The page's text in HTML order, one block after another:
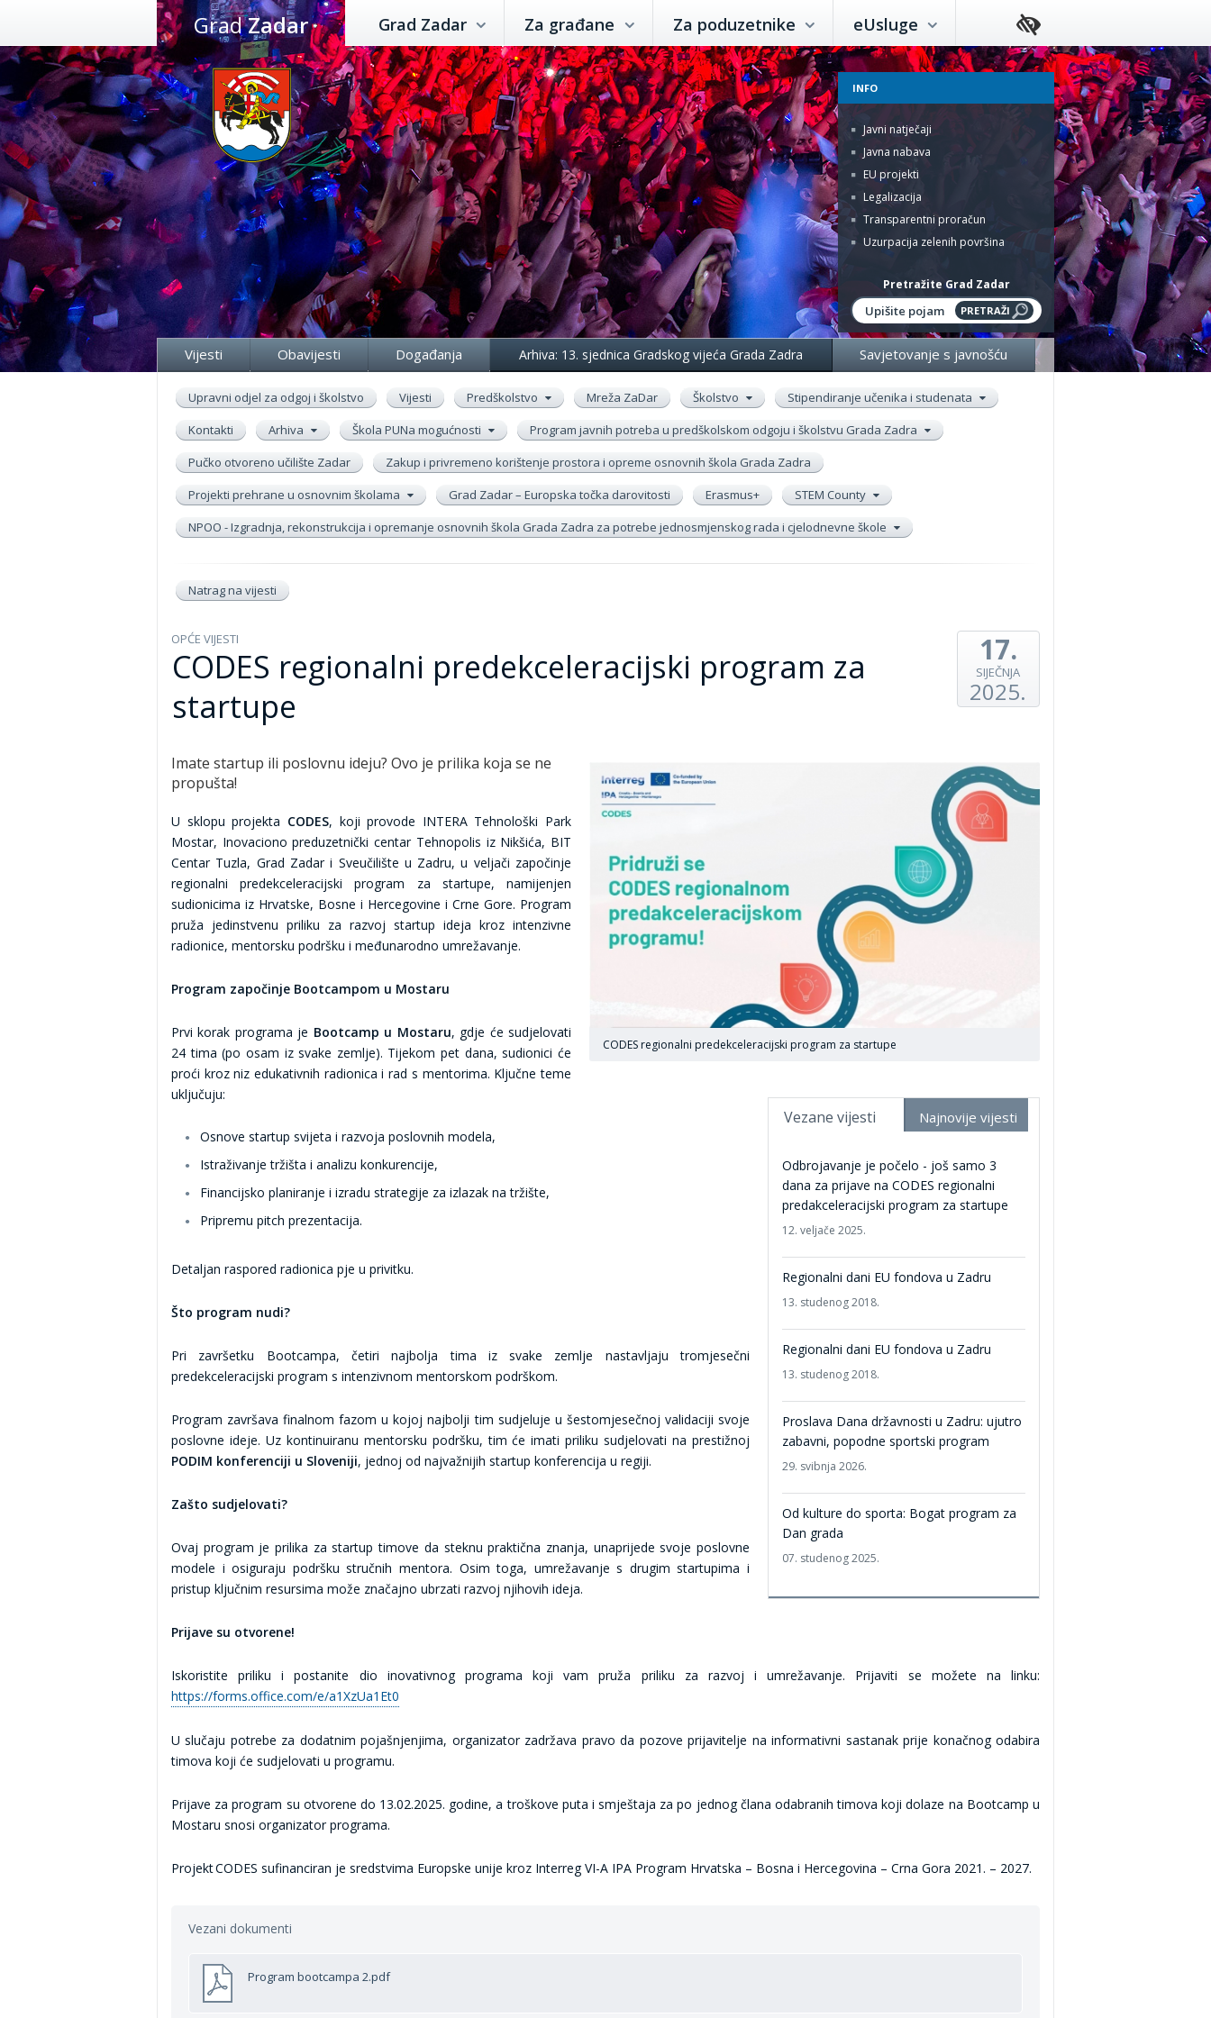
Preskoči
na
sadržaj
GradZadar Grad Zadar Za građane Za poduzetnike eUsluge
INFO
Javni natječaji
Javna nabava
EU projekti
Legalizacija
Transparentni proračun
Uzurpacija zelenih površina
Pretražite Grad Zadar
Vijesti Obavijesti Događanja Arhiva: 13. sjednica Gradskog vijeća Grada Zadra Savjetovanje s javnošću
Upravni odjel za odgoj i školstvo Vijesti Predškolstvo Mreža ZaDar Školstvo
Stipendiranje učenika i studenata
Kontakti
Arhiva Škola PUNa mogućnosti
Program javnih potreba u predškolskom odgoju i školstvu Grada Zadra
Pučko otvoreno učilište Zadar
Zakup i privremeno korištenje prostora i opreme osnovnih škola Grada Zadra
Projekti prehrane u osnovnim školama
Grad Zadar – Europska točka darovitosti Erasmus+
STEM County
NPOO - Izgradnja, rekonstrukcija i opremanje osnovnih škola Grada Zadra za potrebe jednosmjenskog rada i cjelodnevne škole
Natrag na vijesti
OPĆE VIJESTI
CODES regionalni predekceleracijski program za
startupe
17.
SIJEČNJA
2025.
CODES regionalni predekceleracijski program za startupe
Vezane vijesti Najnovije vijesti
Odbrojavanje je počelo - još samo 3
dana za prijave na CODES regionalni
predakceleracijski program za startupe
12. veljače 2025.
Regionalni dani EU fondova u Zadru
13. studenog 2018.
Regionalni dani EU fondova u Zadru
13. studenog 2018.
Proslava Dana državnosti u Zadru: ujutro
zabavni, popodne sportski program
29. svibnja 2026.
Od kulture do sporta: Bogat program za
Dan grada
07. studenog 2025.
Imate startup ili poslovnu ideju? Ovo je prilika koja se ne
propušta!
U sklopu projekta CODES, koji provode INTERA Tehnološki Park
Mostar, Inovaciono preduzetnički centar Tehnopolis iz Nikšića, BIT
Centar Tuzla, Grad Zadar i Sveučilište u Zadru, u veljači započinje
regionalni predekceleracijski program za startupe, namijenjen
sudionicima iz Hrvatske, Bosne i Hercegovine i Crne Gore. Program
pruža jedinstvenu priliku za razvoj startup ideja kroz intenzivne
radionice, mentorsku podršku i međunarodno umrežavanje.
Program započinje Bootcampom u Mostaru
Prvi korak programa je Bootcamp u Mostaru, gdje će sudjelovati
24 tima (po osam iz svake zemlje). Tijekom pet dana, sudionici će
proći kroz niz edukativnih radionica i rad s mentorima. Ključne teme
uključuju:
Osnove startup svijeta i razvoja poslovnih modela,
Istraživanje tržišta i analizu konkurencije,
Financijsko planiranje i izradu strategije za izlazak na tržište,
Pripremu pitch prezentacija.
Detaljan raspored radionica pje u privitku.
Što program nudi?
Pri završetku Bootcampa, četiri najbolja tima iz svake zemlje nastavljaju tromjesečni
predekceleracijski program s intenzivnom mentorskom podrškom.
Program završava finalnom fazom u kojoj najbolji tim sudjeluje u šestomjesečnoj validaciji svoje
poslovne ideje. Uz kontinuiranu mentorsku podršku, tim će imati priliku sudjelovati na prestižnoj
PODIM konferenciji u Sloveniji, jednoj od najvažnijih startup konferencija u regiji.
Zašto sudjelovati?
Ovaj program je prilika za startup timove da steknu praktična znanja, unaprijede svoje poslovne
modele i osiguraju podršku stručnih mentora. Osim toga, umrežavanje s drugim startupima i
pristup ključnim resursima može značajno ubrzati razvoj njihovih ideja.
Prijave su otvorene!
Iskoristite priliku i postanite dio inovativnog programa koji vam pruža priliku za razvoj i umrežavanje. Prijaviti se možete na linku:
https://forms.office.com/e/a1XzUa1Et0
U slučaju potrebe za dodatnim pojašnjenjima, organizator zadržava pravo da pozove prijavitelje na informativni sastanak prije konačnog odabira
timova koji će sudjelovati u programu.
Prijave za program su otvorene do 13.02.2025. godine, a troškove puta i smještaja za po jednog člana odabranih timova koji dolaze na Bootcamp u
Mostaru snosi organizator programa.
Projekt CODES sufinanciran je sredstvima Europske unije kroz Interreg VI-A IPA Program Hrvatska – Bosna i Hercegovina – Crna Gora 2021. – 2027.
Vezani dokumenti
Program bootcampa 2.pdf